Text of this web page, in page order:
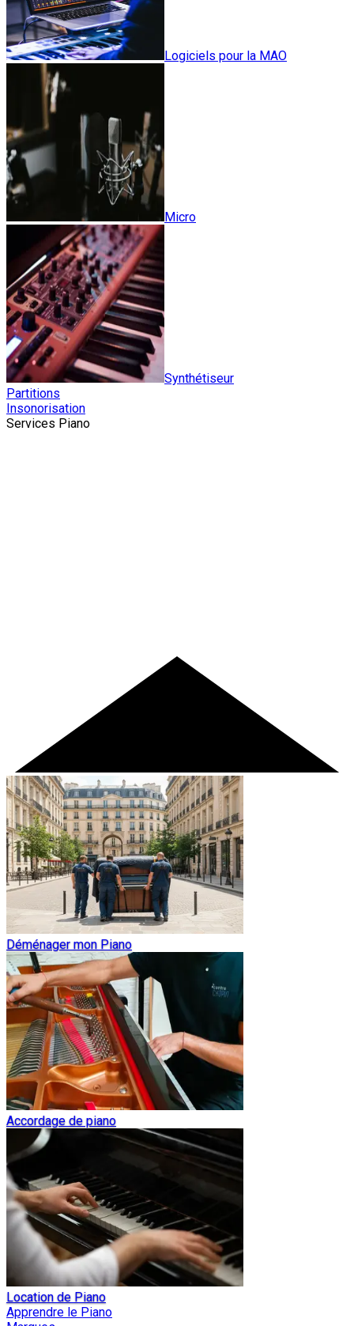
Logiciels pour la MAO
Micro
Synthétiseur
Partitions
Insonorisation
Services Piano
Déménager mon Piano
Accordage de piano
Location de Piano
Apprendre le Piano